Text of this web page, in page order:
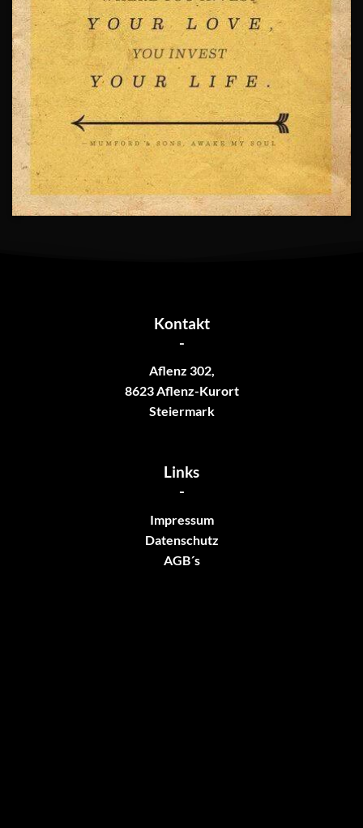
Kontakt
-
Aflenz 302,
8623 Aflenz-Kurort
Steiermark
Links
-
Impressum
Datenschutz
AGB´s